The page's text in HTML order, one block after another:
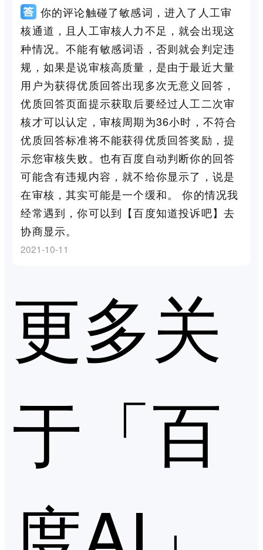
你的评论触碰了敏感词，进入了人工审
核通道，且人工审核人力不足，就会出现这
种情况。不能有敏感词语，否则就会判定违
规，如果是说审核高质量，是由于最近大量
用户为获得优质回答出现多次无意义回答，
优质回答页面提示获取后要经过人工二次审
核才可以认定，审核周期为36小时，不符合
优质回答标准将不能获得优质回答奖励，提
示您审核失败。也有百度自动判断你的回答
可能含有违规内容，就不给你显示了，说是
在审核，其实可能是一个缓和。 你的情况我
经常遇到，你可以到【百度知道投诉吧】去
协商显示。
2021-10-11
更多关
于「百